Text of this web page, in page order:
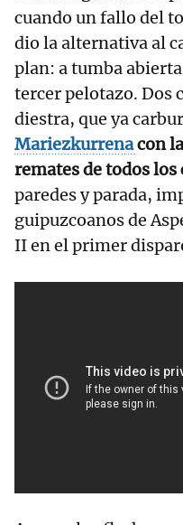
cuando un fallo del
dio la alternativa al
plan: a tumba
tercer pelotazo. Dos
diestra, que ya
Mariezkurrenacon
remates de todos los
paredes y parada,
guipuzcoanos de
II en el primer